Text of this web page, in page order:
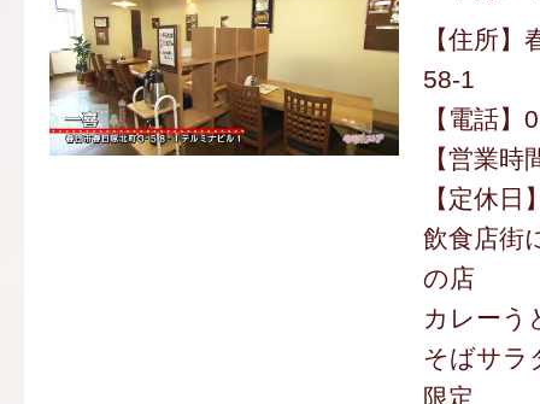
【住所
58-1
【電話
【営業
【定休日
飲食店街
の店
カレーう
そばサラ
限定